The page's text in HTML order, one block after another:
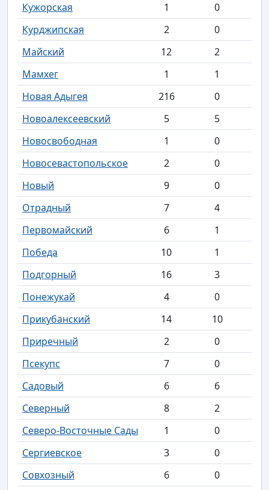
Кужорская
1
0
Курджипская
2
0
Майский
12
2
Мамхег
1
1
Новая Адыгея
216
0
Новоалексеевский
5
5
Новосвободная
1
0
Новосевастопольское
2
0
Новый
9
0
Отрадный
7
4
Первомайский
6
1
Победа
10
1
Подгорный
16
3
Понежукай
4
0
Прикубанский
14
10
Приречный
2
0
Псекупс
7
0
Садовый
6
6
Северный
8
2
Северо-Восточные Сады
1
0
Сергиевское
3
0
Совхозный
6 0